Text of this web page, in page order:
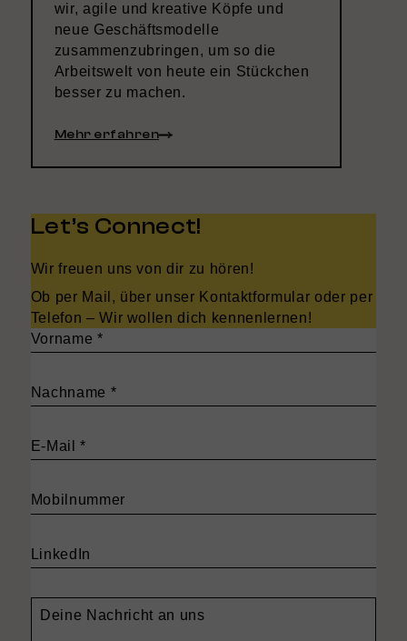
wir, agile und kreative Köpfe und
neue Geschäftsmodelle
zusammenzubringen, um so die
Arbeitswelt von heute ein Stückchen
besser zu machen.
Mehr erfahren
Let’s Connect!
Wir freuen uns von dir zu hören!
Ob per Mail, über unser Kontaktformular oder per
Telefon – Wir wollen dich kennenlernen!
Vorname *
Nachname *
E-Mail*
Mobilnummer
LinkedIn
Deine Nachricht an uns